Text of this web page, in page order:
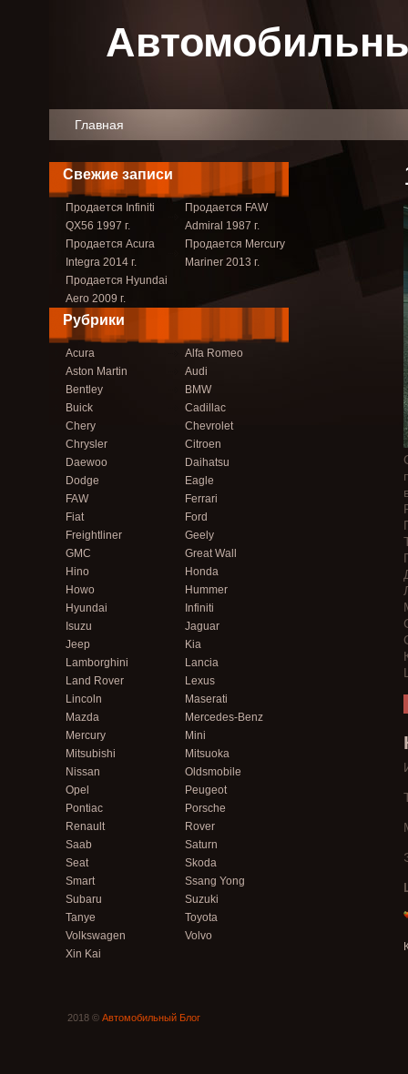
Главная
Свежие записи
Продается Infiniti
QX56 1997 г.
Продается FAW
Admiral 1987 г.
Продается Acura
Integra 2014 г.
Продается Mercury
Mariner 2013 г.
Продается Hyundai
Aero 2009 г.
Рубрики
Acura
Alfa Romeo
Aston Martin
Audi
Bentley
BMW
Buick
Cadillac
Chery
Chevrolet
Chrysler
Citroen
Daewoo
Daihatsu
Dodge
Eagle
FAW
Ferrari
Fiat
Ford
Freightliner
Geely
GMC
Great Wall
Hino
Honda
Howo
Hummer
Hyundai
Infiniti
Isuzu
Jaguar
Jeep
Kia
Lamborghini
Lancia
Land Rover
Lexus
Lincoln
Maserati
Mazda
Mercedes-Benz
Mercury
Mini
Mitsubishi
Mitsuoka
Nissan
Oldsmobile
Opel
Peugeot
Pontiac
Porsche
Renault
Rover
Saab
Saturn
Seat
Skoda
Smart
Ssang Yong
Subaru
Suzuki
Tanye
Toyota
Volkswagen
Volvo
Xin Kai
2018 © Автомобильный Блог